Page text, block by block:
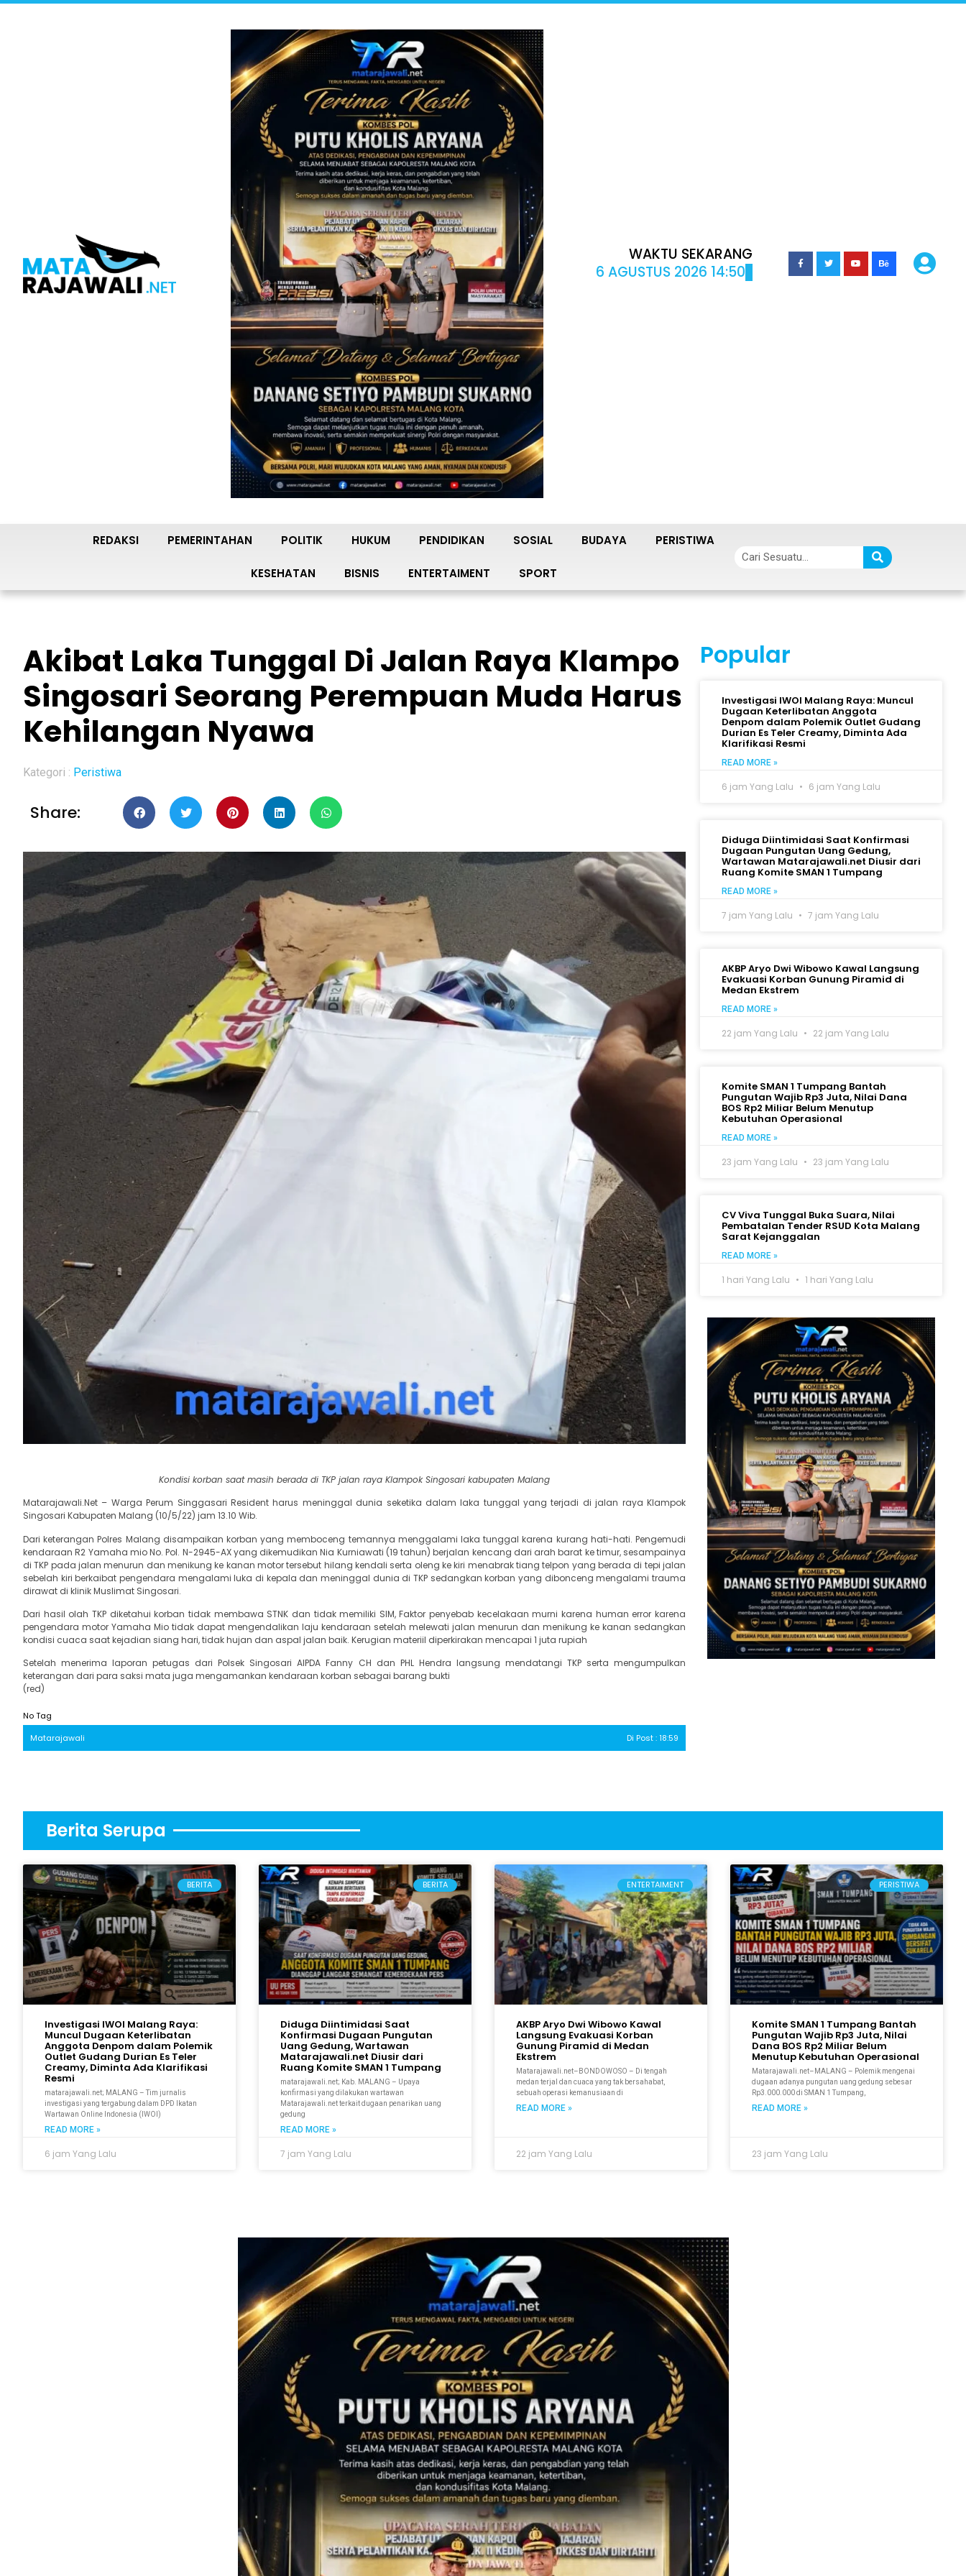
WAKTU SEKARANG
6 AGUSTUS 2026 14:50
REDAKSI PEMERINTAHAN POLITIK HUKUM PENDIDIKAN SOSIAL BUDAYA PERISTIWA
KESEHATAN BISNIS ENTERTAIMENT SPORT
Akibat Laka Tunggal Di Jalan Raya Klampo
Singosari Seorang Perempuan Muda Harus
Kehilangan Nyawa
Kategori : Peristiwa
Share:
Kondisi korban saat masih berada di TKP jalan raya Klampok Singosari kabupaten Malang
Matarajawali.Net – Warga Perum Singgasari Resident harus meninggal dunia seketika dalam laka tunggal yang terjadi di jalan raya Klampok
Singosari Kabupaten Malang (10/5/22) jam 13.10 Wib.
Dari keterangan Polres Malang disampaikan korban yang memboceng temannya menggalami laka tunggal karena kurang hati-hati. Pengemudi
kendaraan R2 Yamaha mio No. Pol. N-2945-AX yang dikemudikan Nia Kurniawati (19 tahun) berjalan kencang dari arah barat ke timur, sesampainya
di TKP pada jalan menurun dan menikung ke kanan motor tersebut hilang kendali serta oleng ke kiri menabrak tiang telpon yang berada di tepi jalan
sebelah kiri berkaibat pengendara mengalami luka di kepala dan meninggal dunia di TKP sedangkan korban yang dibonceng mengalami trauma
dirawat di klinik Muslimat Singosari.
Dari hasil olah TKP diketahui korban tidak membawa STNK dan tidak memiliki SIM, Faktor penyebab kecelakaan murni karena human error karena
pengendara motor Yamaha Mio tidak dapat mengendalikan laju kendaraan setelah melewati jalan menurun dan menikung ke kanan sedangkan
kondisi cuaca saat kejadian siang hari, tidak hujan dan aspal jalan baik. Kerugian materiil diperkirakan mencapai 1 juta rupiah
Setelah menerima laporan petugas dari Polsek Singosari AIPDA Fanny CH dan PHL Hendra langsung mendatangi TKP serta mengumpulkan
keterangan dari para saksi mata juga mengamankan kendaraan korban sebagai barang bukti
(red)
No Tag
Matarajawali
Di Post : 18:59
Popular
Investigasi IWOI Malang Raya: Muncul
Dugaan Keterlibatan Anggota
Denpom dalam Polemik Outlet Gudang
Durian Es Teler Creamy, Diminta Ada
Klarifikasi Resmi
READ MORE »
6 jam Yang Lalu 6 jam Yang Lalu
Diduga Diintimidasi Saat Konfirmasi
Dugaan Pungutan Uang Gedung,
Wartawan Matarajawali.net Diusir dari
Ruang Komite SMAN 1 Tumpang
READ MORE »
7 jam Yang Lalu 7 jam Yang Lalu
AKBP Aryo Dwi Wibowo Kawal Langsung
Evakuasi Korban Gunung Piramid di
Medan Ekstrem
READ MORE »
22 jam Yang Lalu 22 jam Yang Lalu
Komite SMAN 1 Tumpang Bantah
Pungutan Wajib Rp3 Juta, Nilai Dana
BOS Rp2 Miliar Belum Menutup
Kebutuhan Operasional
READ MORE »
23 jam Yang Lalu 23 jam Yang Lalu
CV Viva Tunggal Buka Suara, Nilai
Pembatalan Tender RSUD Kota Malang
Sarat Kejanggalan
READ MORE »
1 hari Yang Lalu 1 hari Yang Lalu
Berita Serupa
BERITA
Investigasi IWOI Malang Raya:
Muncul Dugaan Keterlibatan
Anggota Denpom dalam Polemik
Outlet Gudang Durian Es Teler
Creamy, Diminta Ada Klarifikasi
Resmi
matarajawali.net; MALANG – Tim jurnalis
investigasi yang tergabung dalam DPD Ikatan
Wartawan Online Indonesia (IWOI)
READ MORE »
6 jam Yang Lalu
BERITA
Diduga Diintimidasi Saat
Konfirmasi Dugaan Pungutan
Uang Gedung, Wartawan
Matarajawali.net Diusir dari
Ruang Komite SMAN 1 Tumpang
matarajawali.net; Kab. MALANG – Upaya
konfirmasi yang dilakukan wartawan
Matarajawali.net terkait dugaan penarikan uang
gedung
READ MORE »
7 jam Yang Lalu
ENTERTAIMENT
AKBP Aryo Dwi Wibowo Kawal
Langsung Evakuasi Korban
Gunung Piramid di Medan
Ekstrem
Matarajawali.net–BONDOWOSO – Di tengah
medan terjal dan cuaca yang tak bersahabat,
sebuah operasi kemanusiaan di
READ MORE »
22 jam Yang Lalu
PERISTIWA
Komite SMAN 1 Tumpang Bantah
Pungutan Wajib Rp3 Juta, Nilai
Dana BOS Rp2 Miliar Belum
Menutup Kebutuhan Operasional
Matarajawali.net–MALANG – Polemik mengenai
dugaan adanya pungutan uang gedung sebesar
Rp3.000.000 di SMAN 1 Tumpang,
READ MORE »
23 jam Yang Lalu